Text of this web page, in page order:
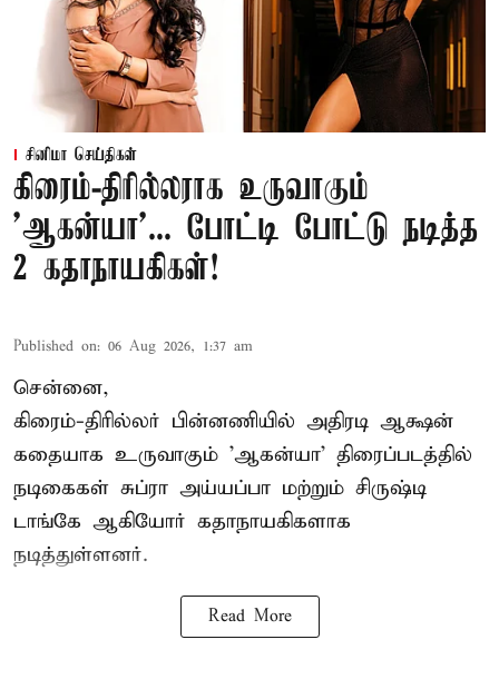
சினிமா செய்திகள்
கிரைம்-திரில்லராக உருவாகும்
'ஆகன்யா'... போட்டி போட்டு நடித்த
2 கதாநாயகிகள்!
Published on: 06 Aug 2026, 1:37 am
சென்னை,
கிரைம்-திரில்லர் பின்னணியில் அதிரடி ஆக்ஷன்
கதையாக உருவாகும் 'ஆகன்யா' திரைப்படத்தில்
நடிகைகள் சுப்ரா அய்யப்பா மற்றும் சிருஷ்டி
டாங்கே ஆகியோர் கதாநாயகிகளாக
நடித்துள்ளனர்.
Read More